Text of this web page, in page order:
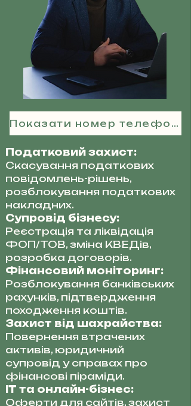
Показати номер телефону
Податковий захист:
Скасування податкових
повідомлень-рішень,
розблокування податкових
накладних.
Супровід бізнесу:
Реєстрація та ліквідація
ФОП/ТОВ, зміна КВЕДів,
розробка договорів.
Фінансовий моніторинг:
Розблокування банківських
рахунків, підтвердження
походження коштів.
Захист від шахрайства:
Повернення втрачених
активів, юридичний
супровід у справах про
фінансові піраміди.
IT та онлайн-бізнес:
Оферти для сайтів, захист